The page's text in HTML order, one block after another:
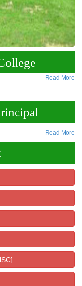
Read More
Read More